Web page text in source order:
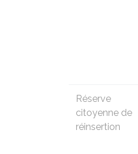
Réserve
citoyenne de
réinsertion